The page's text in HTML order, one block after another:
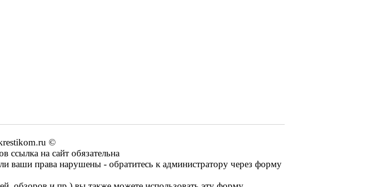
©
ссылка на сайт обязательна
ваши права нарушены - обратитесь к администратору через форму